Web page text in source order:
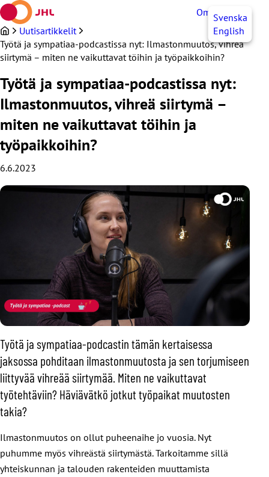
Siirry
sisältöön
OmaJHLSvenska
English
Uutisartikkelit
Työtä ja sympatiaa-podcastissa nyt: Ilmastonmuutos, vihreä
siirtymä – miten ne vaikuttavat töihin ja työpaikkoihin?
Työtä ja sympatiaa-podcastissa nyt:
Ilmastonmuutos, vihreä siirtymä –
miten ne vaikuttavat töihin ja
työpaikkoihin?
6.6.2023
Työtä ja sympatiaa-podcastin tämän kertaisessa
jaksossa pohditaan ilmastonmuutosta ja sen torjumiseen
liittyvää vihreää siirtymää. Miten ne vaikuttavat
työtehtäviin? Häviävätkö jotkut työpaikat muutosten
takia?
Ilmastonmuutos on ollut puheenaihe jo vuosia. Nyt
puhumme myös vihreästä siirtymästä. Tarkoitamme sillä
yhteiskunnan ja talouden rakenteiden muuttamista